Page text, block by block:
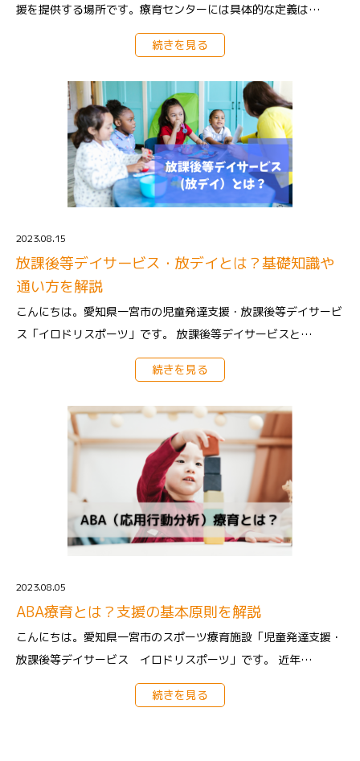
援を提供する場所です。療育センターには具体的な定義は…
続きを見る
2023.08.15
放課後等デイサービス・放デイとは？基礎知識や
通い方を解説
こんにちは。愛知県一宮市の児童発達支援・放課後等デイサービ
ス「イロドリスポーツ」です。 放課後等デイサービスと…
続きを見る
2023.08.05
ABA療育とは？支援の基本原則を解説
こんにちは。愛知県一宮市のスポーツ療育施設「児童発達支援・
放課後等デイサービス イロドリスポーツ」です。 近年…
続きを見る